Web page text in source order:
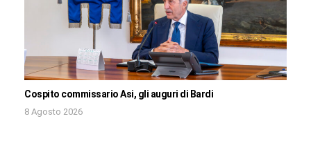
Cospito commissario Asi, gli auguri di Bardi
8 Agosto 2026